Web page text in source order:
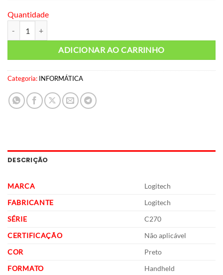
Quantidade
ADICIONAR AO CARRINHO
Categoria: INFORMÁTICA
DESCRIÇÃO
MARCA
‎Logitech
FABRICANTE
‎Logitech
SÉRIE
‎C270
CERTIFICAÇÃO
‎Não aplicável
COR
‎Preto
FORMATO
‎Handheld